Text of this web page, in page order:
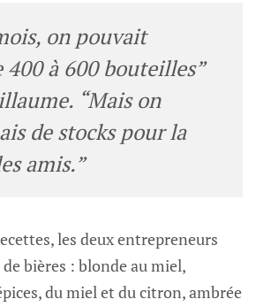
on pouvait
à 600 bouteilles”
“Mais on
de stocks pour la
amis.”
les deux entrepreneurs
bières : blonde au miel,
du miel et du citron, ambrée